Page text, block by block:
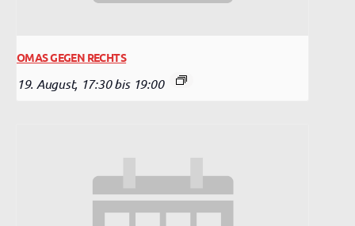
OMAS GEGEN RECHTS
19. August, 17:30 bis 19:00